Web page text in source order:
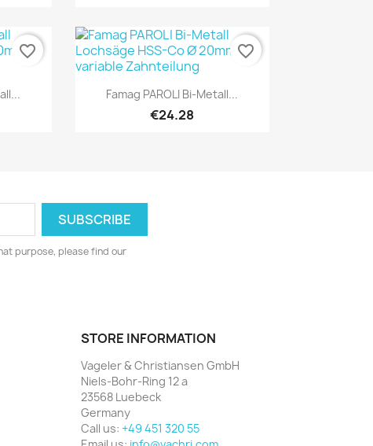
favorite_border
Quick view
Famag PAROLI Bi-Metall...
€24.28
favorite_border
purpose, please find our
STORE INFORMATION
Vageler & Christiansen GmbH
Niels-Bohr-Ring 12 a
23568 Luebeck
Germany
Call us: +49 451 320 55